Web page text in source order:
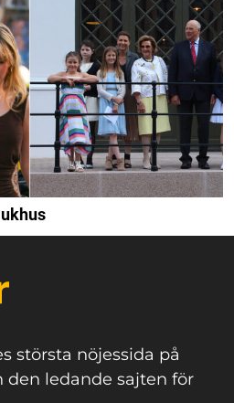
största nöjessida på
den ledande sajten för